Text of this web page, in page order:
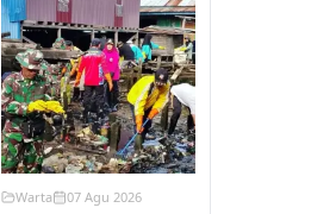
Warta 07 Agu 2026